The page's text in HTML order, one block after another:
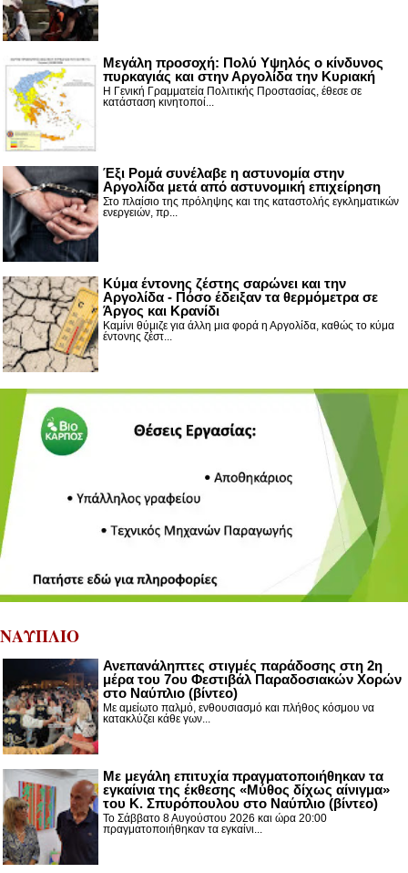
Μεγάλη προσοχή: Πολύ Υψηλός ο κίνδυνος
πυρκαγιάς και στην Αργολίδα την Κυριακή
Η Γενική Γραμματεία Πολιτικής Προστασίας, έθεσε σε
κατάσταση κινητοποί...
Έξι Ρομά συνέλαβε η αστυνομία στην
Αργολίδα μετά από αστυνομική επιχείρηση
Στο πλαίσιο της πρόληψης και της καταστολής εγκληματικών
ενεργειών, πρ...
Κύμα έντονης ζέστης σαρώνει και την
Αργολίδα - Πόσο έδειξαν τα θερμόμετρα σε
Άργος και Κρανίδι
Καμίνι θύμιζε για άλλη μια φορά η Αργολίδα, καθώς το κύμα
έντονης ζέστ...
ΝΑΥΠΛΙΟ
Ανεπανάληπτες στιγμές παράδοσης στη 2η
μέρα του 7ου Φεστιβάλ Παραδοσιακών Χορών
στο Ναύπλιο (βίντεο)
Με αμείωτο παλμό, ενθουσιασμό και πλήθος κόσμου να
κατακλύζει κάθε γων...
Με μεγάλη επιτυχία πραγματοποιήθηκαν τα
εγκαίνια της έκθεσης «Μύθος δίχως αίνιγμα»
του Κ. Σπυρόπουλου στο Ναύπλιο (βίντεο)
Το Σάββατο 8 Αυγούστου 2026 και ώρα 20:00
πραγματοποιήθηκαν τα εγκαίνι...